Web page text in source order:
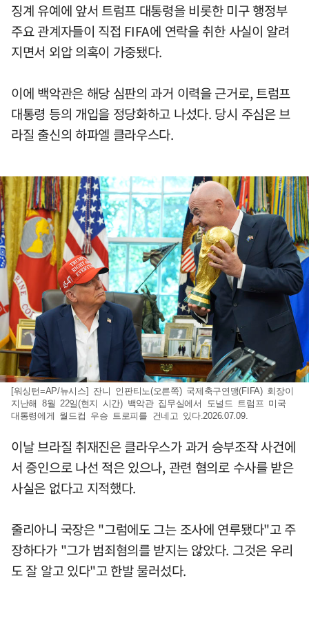
징계 유예에 앞서 트럼프 대통령을 비롯한 미구 행정부
주요 관계자들이 직접 FIFA에 연락을 취한 사실이 알려
지면서 외압 의혹이 가중됐다.
이에 백악관은 해당 심판의 과거 이력을 근거로, 트럼프
대통령 등의 개입을 정당화하고 나섰다. 당시 주심은 브
라질 출신의 하파엘 클라우스다.
[워싱턴=AP/뉴시스] 잔니 인판티노(오른쪽) 국제축구연맹(FIFA) 회장이
지난해 8월 22일(현지 시간) 백악관 집무실에서 도널드 트럼프 미국
대통령에게 월드컵 우승 트로피를 건네고 있다.2026.07.09.
이날 브라질 취재진은 클라우스가 과거 승부조작 사건에
서 증인으로 나선 적은 있으나, 관련 혐의로 수사를 받은
사실은 없다고 지적했다.
줄리아니 국장은 "그럼에도 그는 조사에 연루됐다"고 주
장하다가 "그가 범죄혐의를 받지는 않았다. 그것은 우리
도 잘 알고 있다"고 한발 물러섰다.